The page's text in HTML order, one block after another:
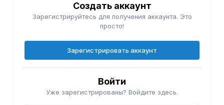
Создать аккаунт
Зарегистрируйтесь для получения аккаунта. Это
просто!
Зарегистрировать аккаунт
Войти
Уже зарегистрированы? Войдите здесь.